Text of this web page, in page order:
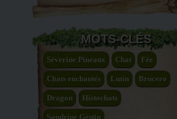
MOTS-CLÉS
Séverine Pineaux Chat Fée
Chats enchantés Lutin Brucero
Dragon Histochats
Sandrine Gestin